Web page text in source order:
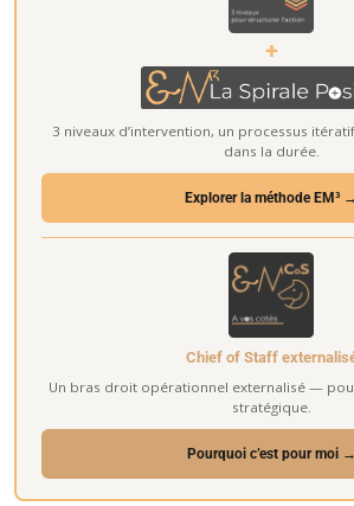
+
3 niveaux d’intervention, un processus
dans la durée.
Explorer la méthode EM³ →
Chief of Staff
Un bras droit opérationnel externalisé —
stratégique.
Pourquoi c’est pour moi →